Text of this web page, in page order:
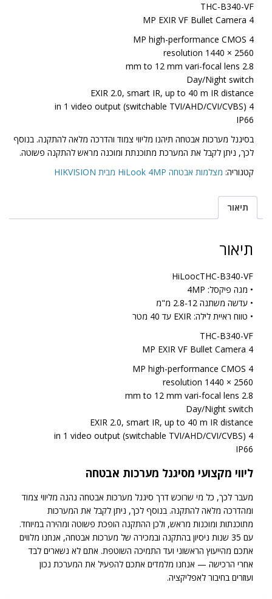
THC-B340-VF
4 MP EXIR VF Bullet Camera
4 MP high-performance CMOS
2560 × 1440 resolution
2.8 mm to 12 mm vari-focal lens
Day/Night switch
EXIR 2.0, smart IR, up to 40 m IR distance
4 in 1 video output (switchable TVI/AHD/CVI/CVBS)
IP66
בסיגנל מערכות אבטחה תיהנו מליווי צמוד והדרכה מלאה להתקנה. בנוסף
לכך, ניתן לקבל את המערכת מתוכנתת ומוכנה מראש להתקנה פשוטה.
קטגוריה: מצלמות אבטחה HiLook 4MP מבית HIKVISION
תיאור
תיאור
HiLoocTHC-B340-VF
• מגה פיקסל: 4MP
• עדשה משתנה 2.8-12 מ"מ
• טווח ראיית לילה: EXIR עד 40 מטר
THC-B340-VF
4 MP EXIR VF Bullet Camera
4 MP high-performance CMOS
2560 × 1440 resolution
2.8 mm to 12 mm vari-focal lens
Day/Night switch
EXIR 2.0, smart IR, up to 40 m IR distance
4 in 1 video output (switchable TVI/AHD/CVI/CVBS)
IP66
ליווי מקצועי מסיגנל מערכות אבטחה
מעבר לכך, כל מי שרוכש דרך סיגנל מערכות אבטחה נהנה מליווי צמוד
ומהדרכה מלאה להתקנה. בנוסף לכך, ניתן לקבל את המערכות
מתוכנתות ומוכנות מראש, ולכן ההתקנה הופכת פשוטה ומהירה במיוחד.
עם 35 שנות ניסיון בהתקנה ובמכירה של מערכות אבטחה, אנחנו מלווים
אתכם מהייעוץ הראשוני ועד התמיכה השוטפת. אתם לא נשארים לבד
אחרי הרכישה — אנחנו מלמדים אתכם להפעיל את המערכת נכון
ועוזרים בחיבור לאפליקציה.